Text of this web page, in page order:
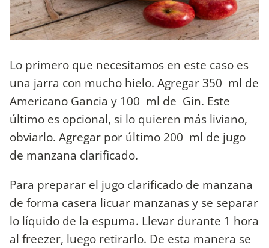
Lo primero que necesitamos en este caso es
una jarra con mucho hielo. Agregar 350 ml de
Americano Gancia y 100 ml de Gin. Este
último es opcional, si lo quieren más liviano,
obviarlo. Agregar por último 200 ml de jugo
de manzana clarificado.
Para preparar el jugo clarificado de manzana
de forma casera licuar manzanas y se separar
lo líquido de la espuma. Llevar durante 1 hora
al freezer, luego retirarlo. De esta manera se